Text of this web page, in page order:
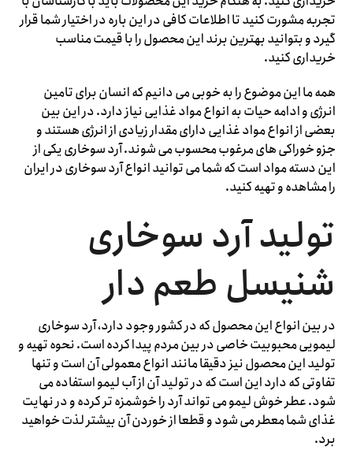
تجربه مشورت کنید تا اطلاعات کافی در این باره در اختیار شما قرار
گیرد و بتوانید بهترین برند این محصول را با قیمت مناسب
خریداری کنید.
همه ما این موضوع را به خوبی می دانیم که انسان برای تامین
انرژی و ادامه حیات به انواع مواد غذایی نیاز دارد. در این بین
بعضی از انواع مواد غذایی دارای مقدار زیادی از انرژی هستند و
جزو خوراکی های مرغوب محسوب می شوند. آرد سوخاری یکی از
این دسته مواد است که شما می توانید انواع آرد سوخاری در ایران
را مشاهده و تهیه کنید.
تولید آرد سوخاری
شنیسل طعم دار
در بین انواع این محصول که در کشور وجود دارد، آرد سوخاری
لیمویی محبوبیت خاصی در بین مردم پیدا کرده است. نحوه تهیه و
تولید این محصول نیز دقیقا مانند انواع معمولی آن است و تنها
تفاوتی که دارد این است که در تولید آن از آب لیمو استفاده می
شود. عطر خوش لیمو می تواند آرد را خوشمزه تر کرده و در نهایت
غذای شما معطر می شود و قطعا از خوردن آن بیشتر لذت خواهید
برد.